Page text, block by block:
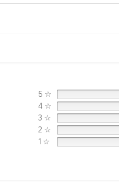
5 ☆
4 ☆
3 ☆
2 ☆
1 ☆